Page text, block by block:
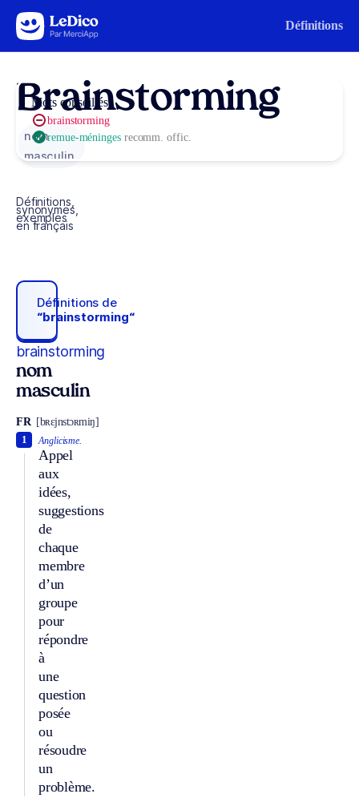
Aller au contenu Définitions
Brainstorming
nom
masculin
Définitions,
synonymes,
exemples
en français
Définitions de
“brainstorming“
brainstorming
nom
masculin
FR [bʀɛjnstɔʀmiŋ]
Anglicisme.
Appel
aux
idées,
suggestions
de
chaque
membre
d’un
groupe
pour
répondre
à
une
question
posée
ou
résoudre
un
problème.
1
Mots conseillés
brainstorming
remue-méninges recomm. offic.